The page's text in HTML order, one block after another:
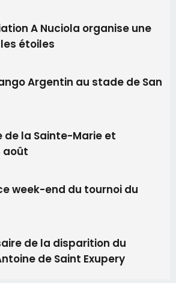
A Nuciola organise une
étoiles
Argentin au stade de San
de la Sainte-Marie et
août
week-end du tournoi du
de la disparition du
de Saint Exupery